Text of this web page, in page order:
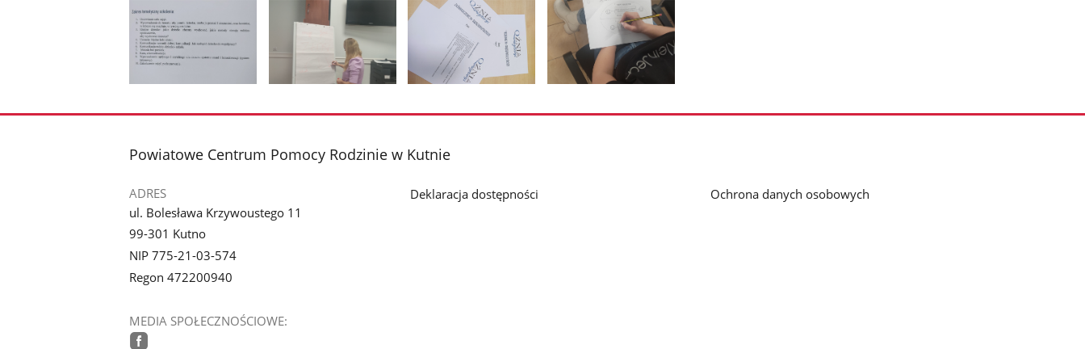
galerii.
galerii.
galerii.
stopka
Powiatowe Centrum Pomocy Rodzinie w Kutnie
ADRES
ul. Bolesława Krzywoustego 11
99-301 Kutno
NIP 775-21-03-574
Regon 472200940
MEDIA SPOŁECZNOŚCIOWE:
Deklaracja dostępności Ochrona danych osobowych